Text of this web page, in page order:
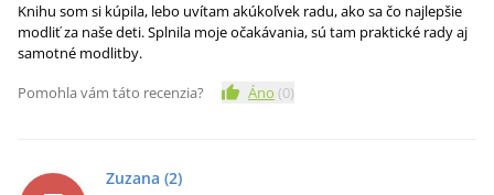
Knihu som si kúpila, lebo uvítam akúkoľvek radu, ako sa čo najlepšie
modliť za naše deti. Splnila moje očakávania, sú tam praktické rady aj
samotné modlitby.
Pomohla vám táto recenzia?
Áno (0)
Zuzana (2)